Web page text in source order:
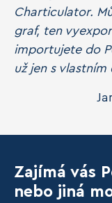
Charticulator.
graf, ten
importujete do
už jen s vlastním
Zajímá vás
nebo jiná